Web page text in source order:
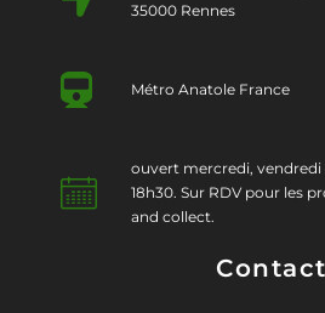
35000 Rennes
Métro Anatole France
ouvert mercredi, vendredi
18h30. Sur RDV pour les
and collect.
Contact